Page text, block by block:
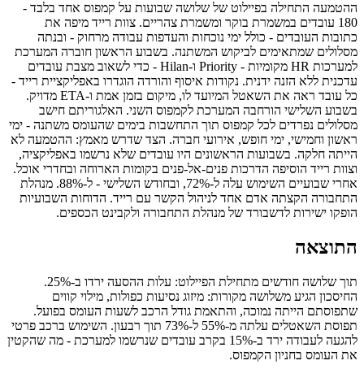
ההטמעה התחילה בפיילוט של שלושה שבועות על קמפוס אחד בלבד -
180 עובדים במשמרת בוקר ומשמרת צהריים. צוות רייד מיפה את
כתובות העובדים - כולל ימי נוכחות והעדפות עבודה מרחוק - ובנתה
מסלולים שמתאימים לביקוש המשתנה. בשבוע הראשון חוברה המערכת
למערכות HR מקומיות - Priority ו-Hilan - כדי לשאוב מצבת עובדים
עדכנית ללא הזנה ידנית. נקודות איסוף והורדה הוגדרו באפליקציית רייד -
כל עובד ראה את השאטל המיועד לו, מיקום בזמן אמת ו-ETA מדויק.
בשבוע השלישי הורחבה המערכת לקמפוס השני. האלגוריתם חישב
מסלולים נפרדים לכל קמפוס תוך התחשבות בימים שהעומס משתנה - ימי
ראשון וחמישי, ימי חופש, אירועי חברה. הצד שדרש מאמץ: ההטמעה לא
הייתה חלקה. בשבועות הראשונים היו עובדים שלא נרשמו באפליקציה,
וצוות רייד הוסיפה הדרכות פנים-אל-פנים בקומות הארוחה ובחדרי אוכל.
אחרי שבועיים השימוש עלה ל-72%, ובחודש השלישי - ל-88%. מנהלת
התחבורה הקצתה אדם אחד לניהול הקשר עם רייד. הדוחות השבועיות
הופקו ישירות לדשבורד של מנהלת התחבורה ולקבינט הכספים.
התוצאה
תוך שלושה חודשים מתחילת הפיילוט: עלות ההסעה ירדו ב-25%.
החיסכון הגיע משלושה מקורות: מיזוג נסיעות כפולות, מילוי קווים
שתפוסתם הייתה נמוכה, והתאמת גודל הרכב לשעות העומס בפועל.
תפוסת השאטלים עלתה מ-55% ל-73% תוך רבעון. השימוש ברכב פרטי
להגעה לעבודה ירד ב-15% בקרב עובדים שנרשמו למערכת - מה שהקטין
את העומס בחניון הקמפוס.